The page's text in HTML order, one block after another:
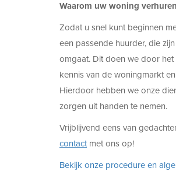
Waarom uw woning
Zodat u snel kunt beginnen
een passende huurder, die
omgaat. Dit doen we door het
kennis van de woningmarkt
Hierdoor hebben we onze
zorgen uit handen te nemen.
Vrijblijvend eens van
contactmet ons op!
Bekijk onze procedure en